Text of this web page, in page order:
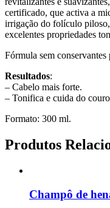
certificado, que activa a
irrigação do folículo
excelentes propriedades
Fórmula sem
Resultados:
– Cabelo mais forte.
– Tonifica e cuida do
Formato: 300 ml.
Produtos
Champô de